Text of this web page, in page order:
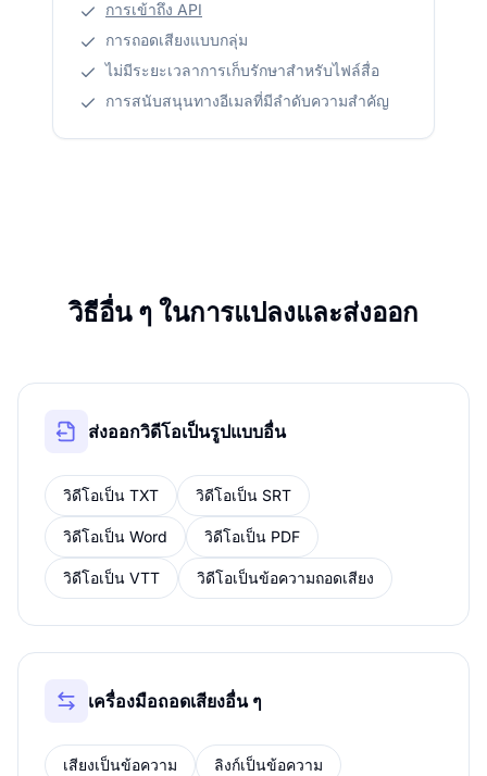
การเข้าถึง API
การถอดเสียงแบบกลุ่ม
ไม่มีระยะเวลาการเก็บรักษาสำหรับไฟล์สื่อ
การสนับสนุนทางอีเมลที่มีลำดับความสำคัญ
วิธีอื่น ๆ ในการแปลงและส่งออก
ส่งออกวิดีโอเป็นรูปแบบอื่น
วิดีโอเป็น TXT วิดีโอเป็น SRT
วิดีโอเป็น Word วิดีโอเป็น PDF
วิดีโอเป็น VTT วิดีโอเป็นข้อความถอดเสียง
เครื่องมือถอดเสียงอื่น ๆ
เสียงเป็นข้อความ ลิงก์เป็นข้อความ